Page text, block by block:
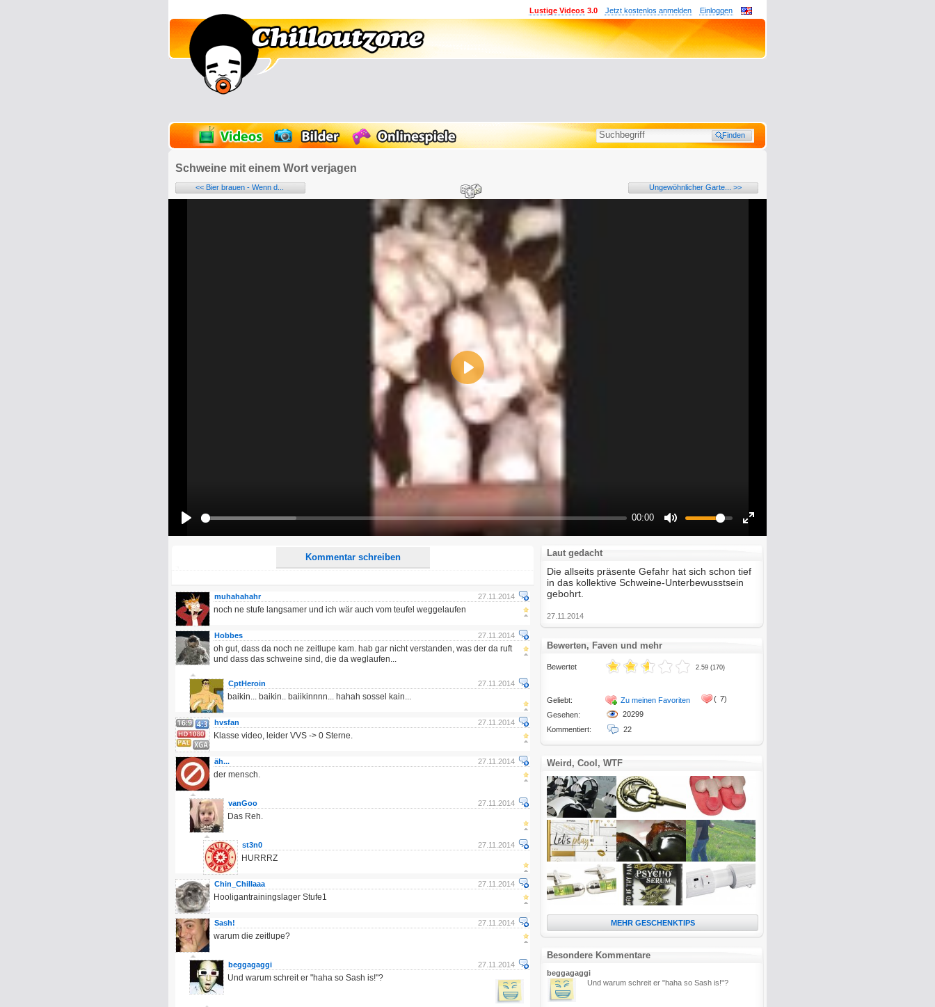
Einloggen
Jetzt kostenlos anmelden
Lustige Videos 3.0
Schweine mit einem Wort verjagen
<< Bier brauen - Wenn d... Ungewöhnlicher Garte... >>
00:00
Play
Kommentar schreiben
Alle HTML-Tags außer <br>, <strike> und <i> werden aus Deinem Kommentar entfernt.
URLs werden automatisch umgewandelt. Bitte verwende "www." oder "http://" in URLs
Ich möchte eine E-Mail, wenn auf dieser Seite weitere Kommentare erscheinen.
27.11.2014
muhahahahr
noch ne stufe langsamer und ich wär auch vom teufel weggelaufen
27.11.2014
Hobbes
oh gut, dass da noch ne zeitlupe kam. hab gar nicht verstanden, was der da ruft
und dass das schweine sind, die da weglaufen...
27.11.2014
CptHeroin
baikin... baikin.. baiikinnnn... hahah sossel kain...
27.11.2014
hvsfan
Klasse video, leider VVS -> 0 Sterne.
27.11.2014
äh...
der mensch.
27.11.2014
vanGoo
Das Reh.
27.11.2014
st3n0
HURRRZ
27.11.2014
Chin_Chillaaa
Hooligantrainingslager Stufe1
27.11.2014
Sash!
warum die zeitlupe?
27.11.2014
beggagaggi
Und warum schreit er "haha so Sash is!"?
Laut gedacht
Die allseits präsente Gefahr hat sich schon tief
in das kollektive Schweine-Unterbewusstsein
gebohrt.
27.11.2014
Bewerten, Faven und mehr
Bewertet
Geliebt:
Gesehen:
Kommentiert:
2.59 (170)
Zu meinen Favoriten
20299
22
( 7)
Weird, Cool, WTF
MEHR GESCHENKTIPS
Besondere Kommentare
beggagaggi
Und warum schreit er "haha so Sash is!"?